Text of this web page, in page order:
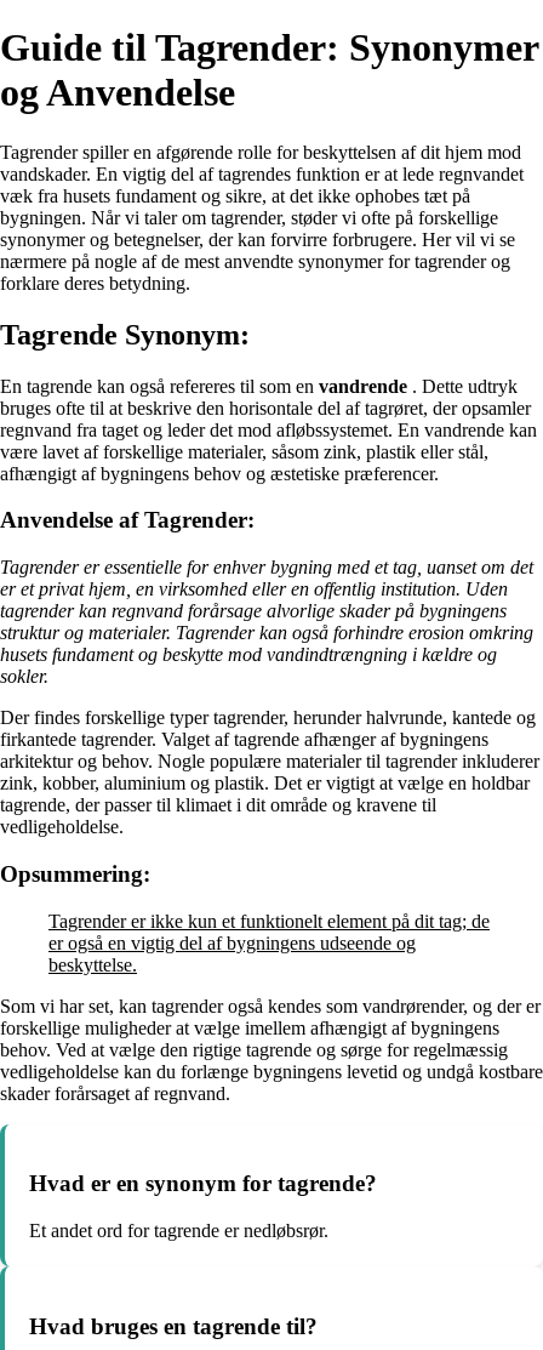
Guide til Tagrender: Synonymer
og Anvendelse
Tagrender spiller en afgørende rolle for beskyttelsen af dit hjem mod
vandskader. En vigtig del af tagrendes funktion er at lede regnvandet
væk fra husets fundament og sikre, at det ikke ophobes tæt på
bygningen. Når vi taler om tagrender, støder vi ofte på forskellige
synonymer og betegnelser, der kan forvirre forbrugere. Her vil vi se
nærmere på nogle af de mest anvendte synonymer for tagrender og
forklare deres betydning.
Tagrende Synonym:
En tagrende kan også refereres til som en vandrende . Dette udtryk
bruges ofte til at beskrive den horisontale del af tagrøret, der opsamler
regnvand fra taget og leder det mod afløbssystemet. En vandrende kan
være lavet af forskellige materialer, såsom zink, plastik eller stål,
afhængigt af bygningens behov og æstetiske præferencer.
Anvendelse af Tagrender:
Tagrender er essentielle for enhver bygning med et tag, uanset om det
er et privat hjem, en virksomhed eller en offentlig institution. Uden
tagrender kan regnvand forårsage alvorlige skader på bygningens
struktur og materialer. Tagrender kan også forhindre erosion omkring
husets fundament og beskytte mod vandindtrængning i kældre og
sokler.
Der findes forskellige typer tagrender, herunder halvrunde, kantede og
firkantede tagrender. Valget af tagrende afhænger af bygningens
arkitektur og behov. Nogle populære materialer til tagrender inkluderer
zink, kobber, aluminium og plastik. Det er vigtigt at vælge en holdbar
tagrende, der passer til klimaet i dit område og kravene til
vedligeholdelse.
Opsummering:
Tagrender er ikke kun et funktionelt element på dit tag; de
er også en vigtig del af bygningens udseende og
beskyttelse.
Som vi har set, kan tagrender også kendes som vandrørender, og der er
forskellige muligheder at vælge imellem afhængigt af bygningens
behov. Ved at vælge den rigtige tagrende og sørge for regelmæssig
vedligeholdelse kan du forlænge bygningens levetid og undgå kostbare
skader forårsaget af regnvand.
Hvad er en synonym for tagrende?
Et andet ord for tagrende er nedløbsrør.
Hvad bruges en tagrende til?